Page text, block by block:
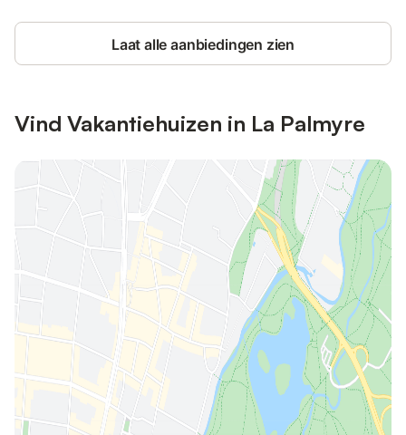
Laat alle aanbiedingen zien
Vind Vakantiehuizen in La Palmyre